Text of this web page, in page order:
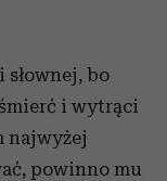
innymi danymi
bo
i wytrąci
najwyżej
powinno mu